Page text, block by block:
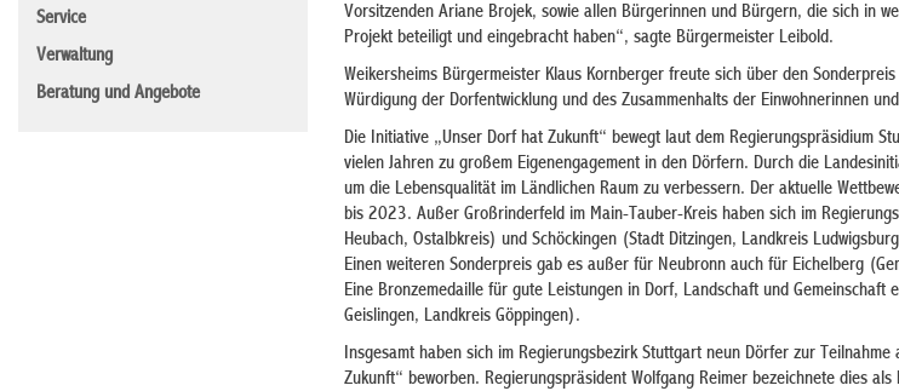
Service
Verwaltung
Beratung und Angebote
Vorsitzenden Ariane Brojek, sowie allen Bürgerinnen und Bürgern, die sich in
Projekt beteiligt und eingebracht haben“, sagte Bürgermeister Leibold.
Weikersheims Bürgermeister Klaus Kornberger freute sich über den
Würdigung der Dorfentwicklung und des Zusammenhalts der Einwohnerinnen
Die Initiative „Unser Dorf hat Zukunft“ bewegt laut dem Regierungspräsidium
vielen Jahren zu großem Eigenengagement in den Dörfern. Durch die
um die Lebensqualität im Ländlichen Raum zu verbessern. Der aktuelle
bis 2023. Außer Großrinderfeld im Main-Tauber-Kreis haben sich im
Heubach, Ostalbkreis) und Schöckingen (Stadt Ditzingen, Landkreis
Einen weiteren Sonderpreis gab es außer für Neubronn auch für Eichelberg
Eine Bronzemedaille für gute Leistungen in Dorf, Landschaft und Gemeinschaft
Geislingen, Landkreis Göppingen).
Insgesamt haben sich im Regierungsbezirk Stuttgart neun Dörfer zur
Zukunft“ beworben. Regierungspräsident Wolfgang Reimer bezeichnete dies